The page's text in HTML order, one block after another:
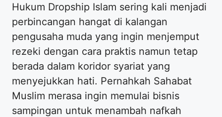
Hukum Dropship Islam sering kali menjadi
perbincangan hangat di kalangan
pengusaha muda yang ingin menjemput
rezeki dengan cara praktis namun tetap
berada dalam koridor syariat yang
menyejukkan hati. Pernahkah Sahabat
Muslim merasa ingin memulai bisnis
sampingan untuk menambah nafkah